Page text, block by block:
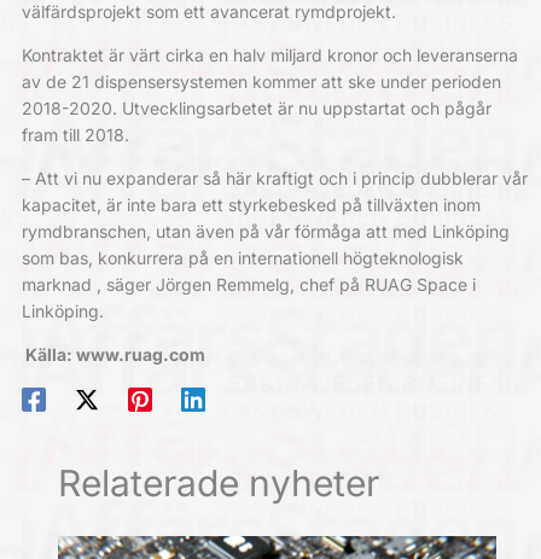
välfärdsprojekt som ett avancerat rymdprojekt.
Kontraktet är värt cirka en halv miljard kronor och leveranserna
av de 21 dispensersystemen kommer att ske under perioden
2018-2020. Utvecklingsarbetet är nu uppstartat och pågår
fram till 2018.
– Att vi nu expanderar så här kraftigt och i princip dubblerar vår
kapacitet, är inte bara ett styrkebesked på tillväxten inom
rymdbranschen, utan även på vår förmåga att med Linköping
som bas, konkurrera på en internationell högteknologisk
marknad , säger Jörgen Remmelg, chef på RUAG Space i
Linköping.
Källa: www.ruag.com
Relaterade nyheter